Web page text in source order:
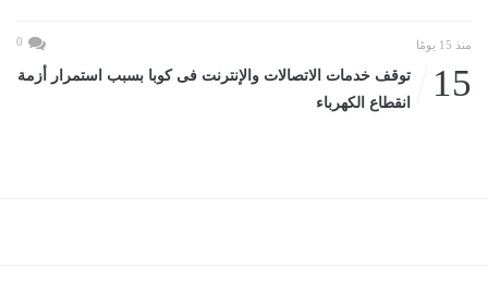
منذ 15 يومًا 0
15
توقف خدمات الاتصالات والإنترنت فى كوبا بسبب استمرار أزمة
انقطاع الكهرباء